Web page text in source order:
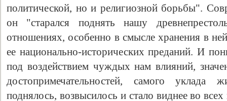
политической, но и религиозной борьбы".
он "старался поднять нашу
отношениях, особенно в смысле хранения в
ее национально-исторических преданий. И
под воздействием чуждых нам влияний,
достопримечательностей, самого
поднялось, возвысилось и стало виднее во